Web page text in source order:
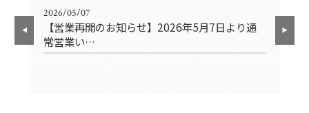
2026/05/07
【営業再開のお知らせ】2026年5月7日より通
常営業い…